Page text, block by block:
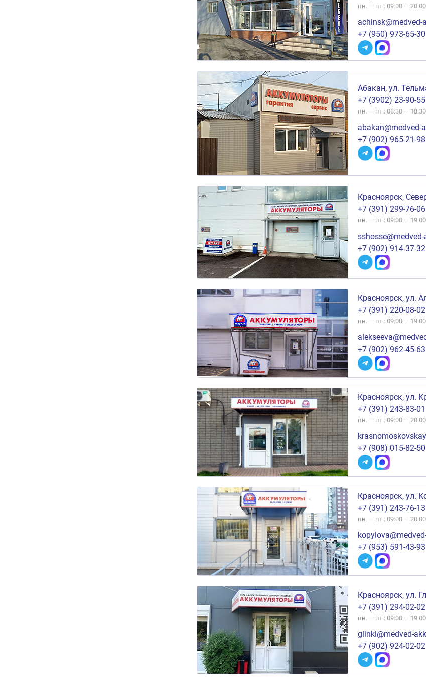
пн. — пт.: 09:00 —
achinsk@medved-
+7 (950) 973-65-30
Абакан, ул.
+7 (3902) 23-90-55
пн. — пт.: 08:30 —
abakan@medved-
+7 (902) 965-21-98
Красноярск,
+7 (391) 299-76-06
пн. — пт.: 09:00 —
+7 (902) 914-37-32
Красноярск, ул.
+7 (391) 220-08-02
пн. — пт.: 09:00 —
+7 (902) 962-45-63
Красноярск, ул.
+7 (391) 243-83-01
пн. — пт.: 09:00 —
+7 (908) 015-82-50
Красноярск, ул.
+7 (391) 243-76-13
пн. — пт.: 09:00 —
+7 (953) 591-43-93
Красноярск, ул.
+7 (391) 294-02-02
пн. — пт.: 09:00 —
glinki@medved-
+7 (902) 924-02-02